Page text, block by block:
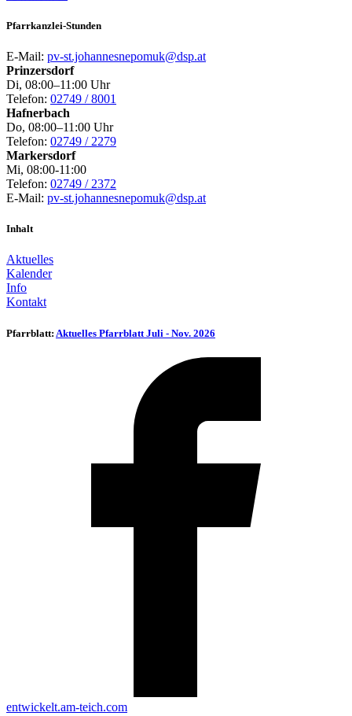
Pfarrkanzlei-Stunden
E-Mail: pv-st.johannesnepomuk@dsp.at
Prinzersdorf
Di, 08:00–11:00 Uhr
Telefon: 02749 / 8001
Hafnerbach
Do, 08:00–11:00 Uhr
Telefon: 02749 / 2279
Markersdorf
Mi, 08:00-11:00
Telefon: 02749 / 2372
E-Mail: pv-st.johannesnepomuk@dsp.at
Inhalt
Aktuelles
Kalender
Info
Kontakt
Pfarrblatt: Aktuelles Pfarrblatt Juli - Nov. 2026
entwickelt.am-teich.com